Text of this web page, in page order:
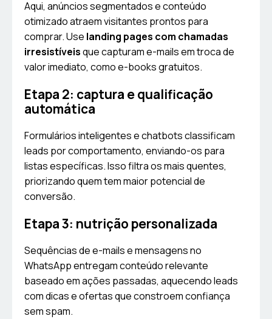
Aqui, anúncios segmentados e conteúdo
otimizado atraem visitantes prontos para
comprar. Use landing pages com chamadas
irresistíveisque capturam e-mails em troca de
valor imediato, como e-books gratuitos.
Etapa 2: captura e qualificação
automática
Formulários inteligentes e chatbots classificam
leads por comportamento, enviando-os para
listas específicas. Isso filtra os mais quentes,
priorizando quem tem maior potencial de
conversão.
Etapa 3: nutrição personalizada
Sequências de e-mails e mensagens no
WhatsApp entregam conteúdo relevante
baseado em ações passadas, aquecendo leads
com dicas e ofertas que constroem confiança
sem spam.